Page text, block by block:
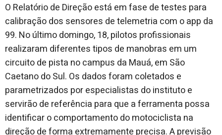
O Relatório de Direção está em fase de testes para
calibração dos sensores de telemetria com o app da
99. No último domingo, 18, pilotos profissionais
realizaram diferentes tipos de manobras em um
circuito de pista no campus da Mauá, em São
Caetano do Sul. Os dados foram coletados e
parametrizados por especialistas do instituto e
servirão de referência para que a ferramenta possa
identificar o comportamento do motociclista na
direção de forma extremamente precisa. A previsão